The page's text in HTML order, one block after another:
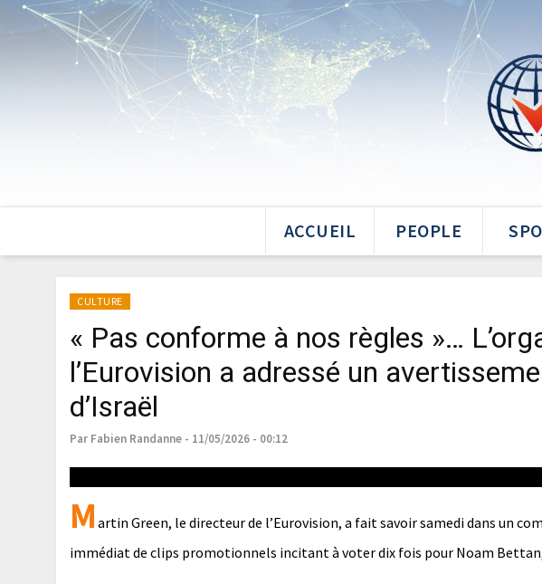
ACCUEIL PEOPLE
CULTURE
« Pas conforme à nos règles »…
l’Eurovision a adressé un
d’Israël
Par Fabien Randanne - 11/05/2026 - 00:12
Martin Green, le directeur de l’Eurovision, a fait savoir samedi dans un
immédiat de clips promotionnels incitant à voter dix fois pour Noam